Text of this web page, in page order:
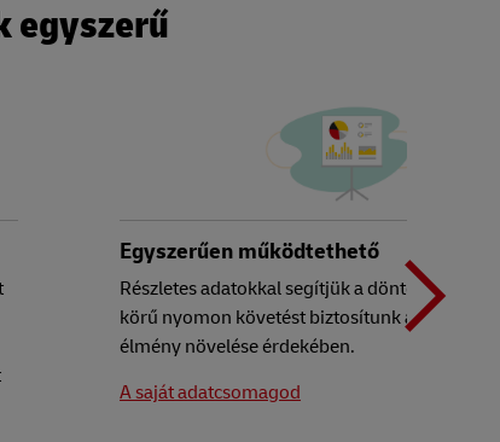
egyszerű
Egyszerűen működtethető
Részletes adatokkal segítjük a döntéshozatalt,
körű nyomon követést biztosítunk a
élmény növelése érdekében.
A saját adatcsomagod